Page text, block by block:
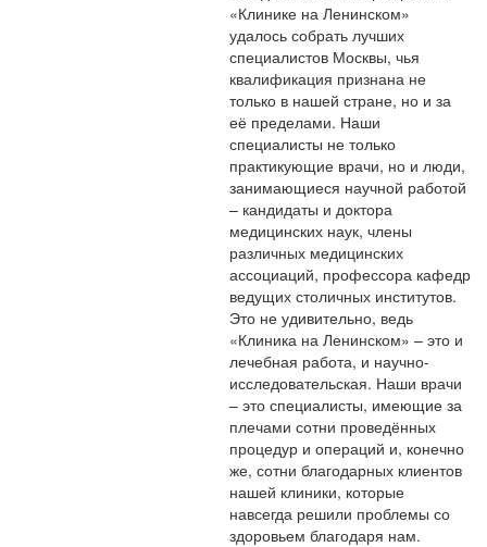
«Клинике на Ленинском»
удалось собрать лучших
специалистов Москвы, чья
квалификация признана не
только в нашей стране, но и за
её пределами. Наши
специалисты не только
практикующие врачи, но и люди,
занимающиеся научной работой
– кандидаты и доктора
медицинских наук, члены
различных медицинских
ассоциаций, профессора кафедр
ведущих столичных институтов.
Это не удивительно, ведь
«Клиника на Ленинском» – это и
лечебная работа, и научно-
исследовательская. Наши врачи
– это специалисты, имеющие за
плечами сотни проведённых
процедур и операций и, конечно
же, сотни благодарных клиентов
нашей клиники, которые
навсегда решили проблемы со
здоровьем благодаря нам.